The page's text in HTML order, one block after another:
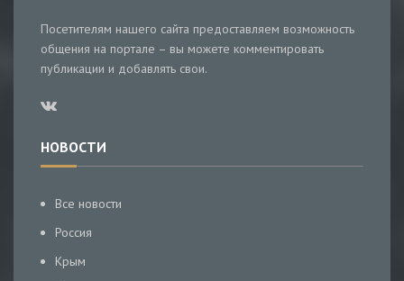
Посетителям нашего сайта предоставляем возможность
общения на портале – вы можете комментировать
публикации и добавлять свои.
НОВОСТИ
Все новости
Россия
Крым